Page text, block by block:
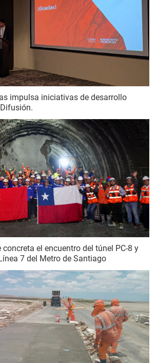
impulsa iniciativas de desarrollo
concreta el encuentro del túnel PC-8 y
7 del Metro de Santiago